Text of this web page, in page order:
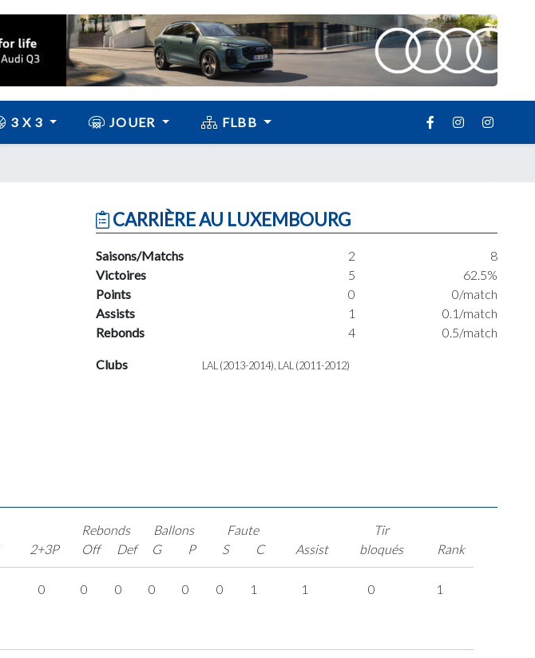
3 X 3 JOUER FLBB
CARRIÈRE AU LUXEMBOURG
Saisons/Matchs 2
8
Victoires
5
62.5%
Points
0
0/match
Assists
1
0.1/match
Rebonds
4 0.5/match
Clubs LAL (2013-2014), LAL (2011-2012)
2+3P
Rebonds
Off
Def
Ballons
G
P
Faute
S
C Assist
Tir
bloqués
Rank
0 0 0 0 0 0 1 1 0 1